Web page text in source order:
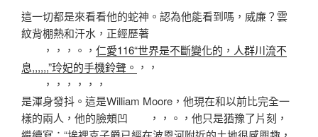
這一切都是來看看他的蛇神。認為他能看到嗎，威廉？雲
紋背棚熱和汗水，正經歷著
，，，。， 仁愛116“世界是不斷變化的，人群川流不
息,,,,,,”玲妃的手機鈴聲。 ，，
，，，，，，
是渾身發抖。這是William Moore，他現在和以前比完全一
樣的兩人，他的臉頰凹 ，，。，他只是猶豫了片刻，